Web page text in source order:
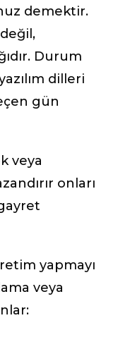
demektir.
Durum
dilleri
gün
veya
onları
yapmayı
veya